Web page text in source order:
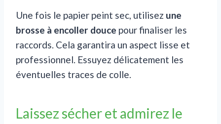
Une fois le papier peint sec, utilisez une
brosse à encoller douce pour finaliser les
raccords. Cela garantira un aspect lisse et
professionnel. Essuyez délicatement les
éventuelles traces de colle.
Laissez sécher et admirez le